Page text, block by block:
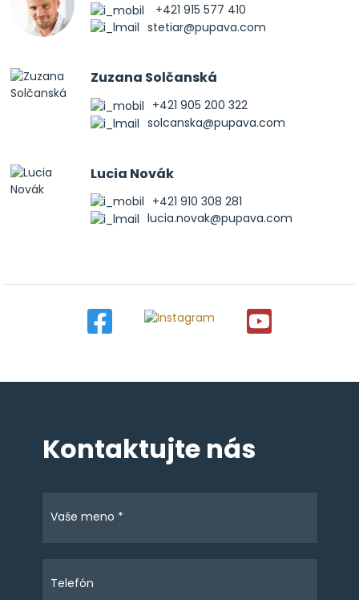
Kontaktujte nás
Vaše meno *
Telefón
+421 915 577 410
stetiar@pupava.com
Zuzana Solčanská
+421 905 200 322
solcanska@pupava.com
Lucia Novák
+421 910 308 281
lucia.novak@pupava.com